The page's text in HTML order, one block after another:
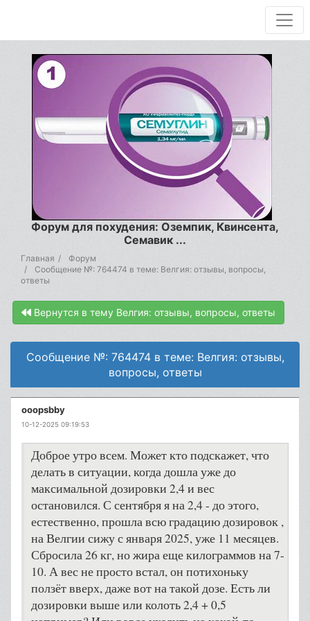
Форум для похудения: Оземпик, Квинсента,
Семавик ...
Главная
Форум
Сообщение №: 764474 в теме: Велгия: отзывы, вопросы,
ответы
Вернутся в тему Велгия: отзывы, вопросы, ответы
Сообщение №: 764474 в теме: Велгия: отзывы,
вопросы, ответы
ooopsbby
10-12-2025 09:19:53
Доброе утро всем. Может кто подскажет, что
делать в ситуации, когда дошла уже до
максимальной дозировки 2,4 и вес
остановился. С сентября я на 2,4 - до этого,
естественно, прошла всю градацию дозировок ,
на Велгии сижу с января 2025, уже 11 месяцев.
Сбросила 26 кг, но жира еще килограммов на 7-
10. А вес не просто встал, он потихоньку
ползёт вверх, даже вот на такой дозе. Есть ли
дозировки выше или колоть 2,4 + 0,5